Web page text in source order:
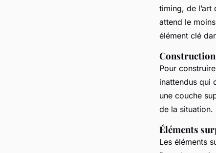
timing, de l’art
attend le
élément clé
Pour
inattendus qui
une couche
de la situation.
Éléments
Les éléments